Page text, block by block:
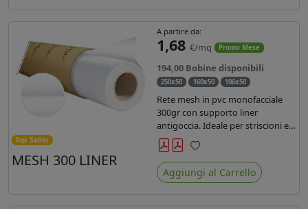
Top Seller
MESH 300 LINER
A partire da:
1,68 €/mq Promo Mese
194,00 Bobine disponibili
250x50 160x50 106x50
Rete mesh in pvc monofacciale
300gr con supporto liner
antigoccia. Ideale per striscioni e
coperture antivento. Saldabile,
stampabile con inchiostri
solvente, ecosolvente, uv e latex.
Densità fili 1000x1000 , filato 9x13.
Preferiti
Aggiungi al Carrello